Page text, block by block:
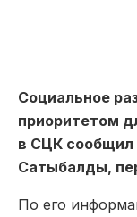
Социальное
приоритетом
в СЦК сообщил
Сатыбалды,
По его